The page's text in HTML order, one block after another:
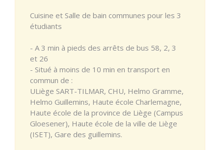
Cuisine et Salle de bain communes pour les 3
étudiants
- A 3 min à pieds des arrêts de bus 58, 2, 3
et 26
- Situé à moins de 10 min en transport en
commun de :
ULiège SART-TILMAR, CHU, Helmo Gramme,
Helmo Guillemins, Haute école Charlemagne,
Haute école de la province de Liège (Campus
Gloesener), Haute école de la ville de Liège
(ISET), Gare des guillemins.